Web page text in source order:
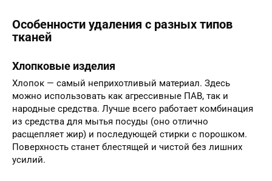
Особенности удаления с разных типов
тканей
Хлопковые изделия
Хлопок — самый неприхотливый материал. Здесь
можно использовать как агрессивные ПАВ, так и
народные средства. Лучше всего работает комбинация
из средства для мытья посуды (оно отлично
расщепляет жир) и последующей стирки с порошком.
Поверхность станет блестящей и чистой без лишних
усилий.